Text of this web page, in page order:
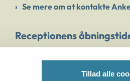
Tillad alle
Se mere om at kontakte
Receptionens